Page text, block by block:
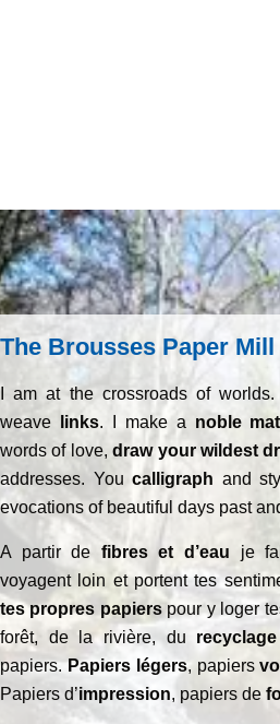
The Brousses Paper
I am at the crossroads of
weave
links. I make a noble
words of love,draw your wildest
addresses. Youcalligraph and
evocations of beautiful days past
A partir de fibres et d’eau je
voyagent loin et portent tes
tes propres papierspour y loger
forêt, de la rivière, du
papiers.Papiers légers, papiers
Papiers d’impression, papiers de